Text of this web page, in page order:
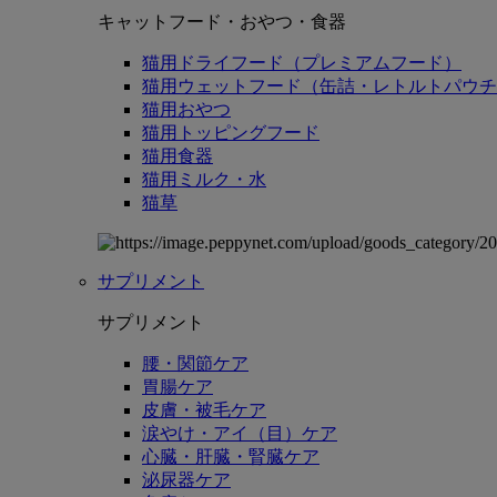
キャットフード・おやつ・食器
猫用ドライフード（プレミアムフード）
猫用ウェットフード（缶詰・レトルトパウ
猫用おやつ
猫用トッピングフード
猫用食器
猫用ミルク・水
猫草
サプリメント
サプリメント
腰・関節ケア
胃腸ケア
皮膚・被毛ケア
涙やけ・アイ（目）ケア
心臓・肝臓・腎臓ケア
泌尿器ケア